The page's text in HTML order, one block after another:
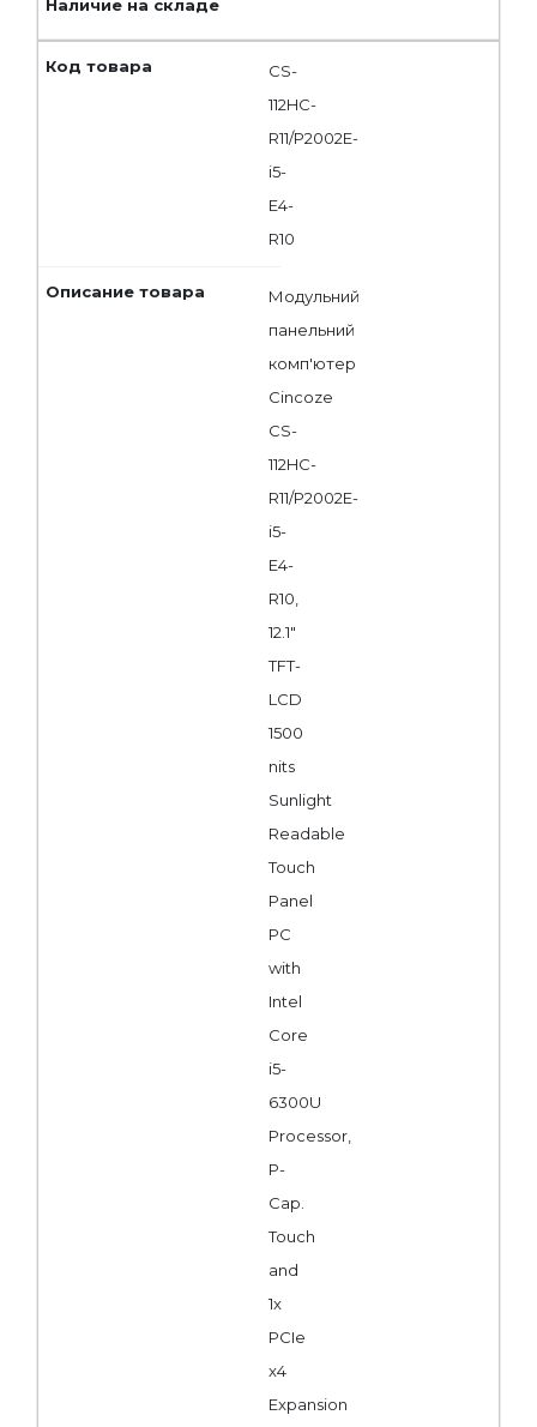
CS-
112HC-
R11/P2002E-
i5-
E4-
R10
Модульний
панельний
комп'ютер
Cincoze
CS-
112HC-
R11/P2002E-
i5-
E4-
R10,
12.1"
TFT-
LCD
1500
nits
Sunlight
Readable
Touch
Panel
PC
with
Intel
Core
i5-
6300U
Processor,
P-
Cap.
Touch
and
1x
PCIe
x4
Expansion